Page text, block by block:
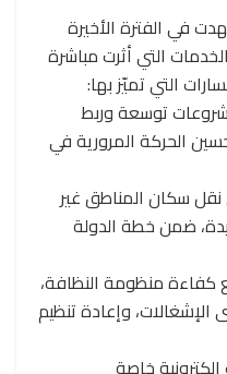
في الفترة الأخيرة
التي أثرت مباشرة
التي تميّز بها:
توسعة وربط
الحركة المرورية في
نقل سكان المناطق غير
ضمن خطة الدولة
كفاءة منظومة النظافة،
وإعادة تنظيم